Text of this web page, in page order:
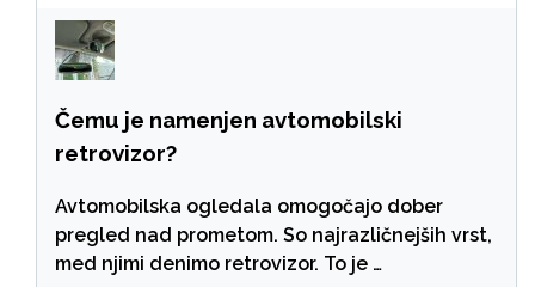
Čemu je namenjen avtomobilski
retrovizor?
Avtomobilska ogledala omogočajo dober
pregled nad prometom. So najrazličnejših vrst,
med njimi denimo retrovizor. To je …